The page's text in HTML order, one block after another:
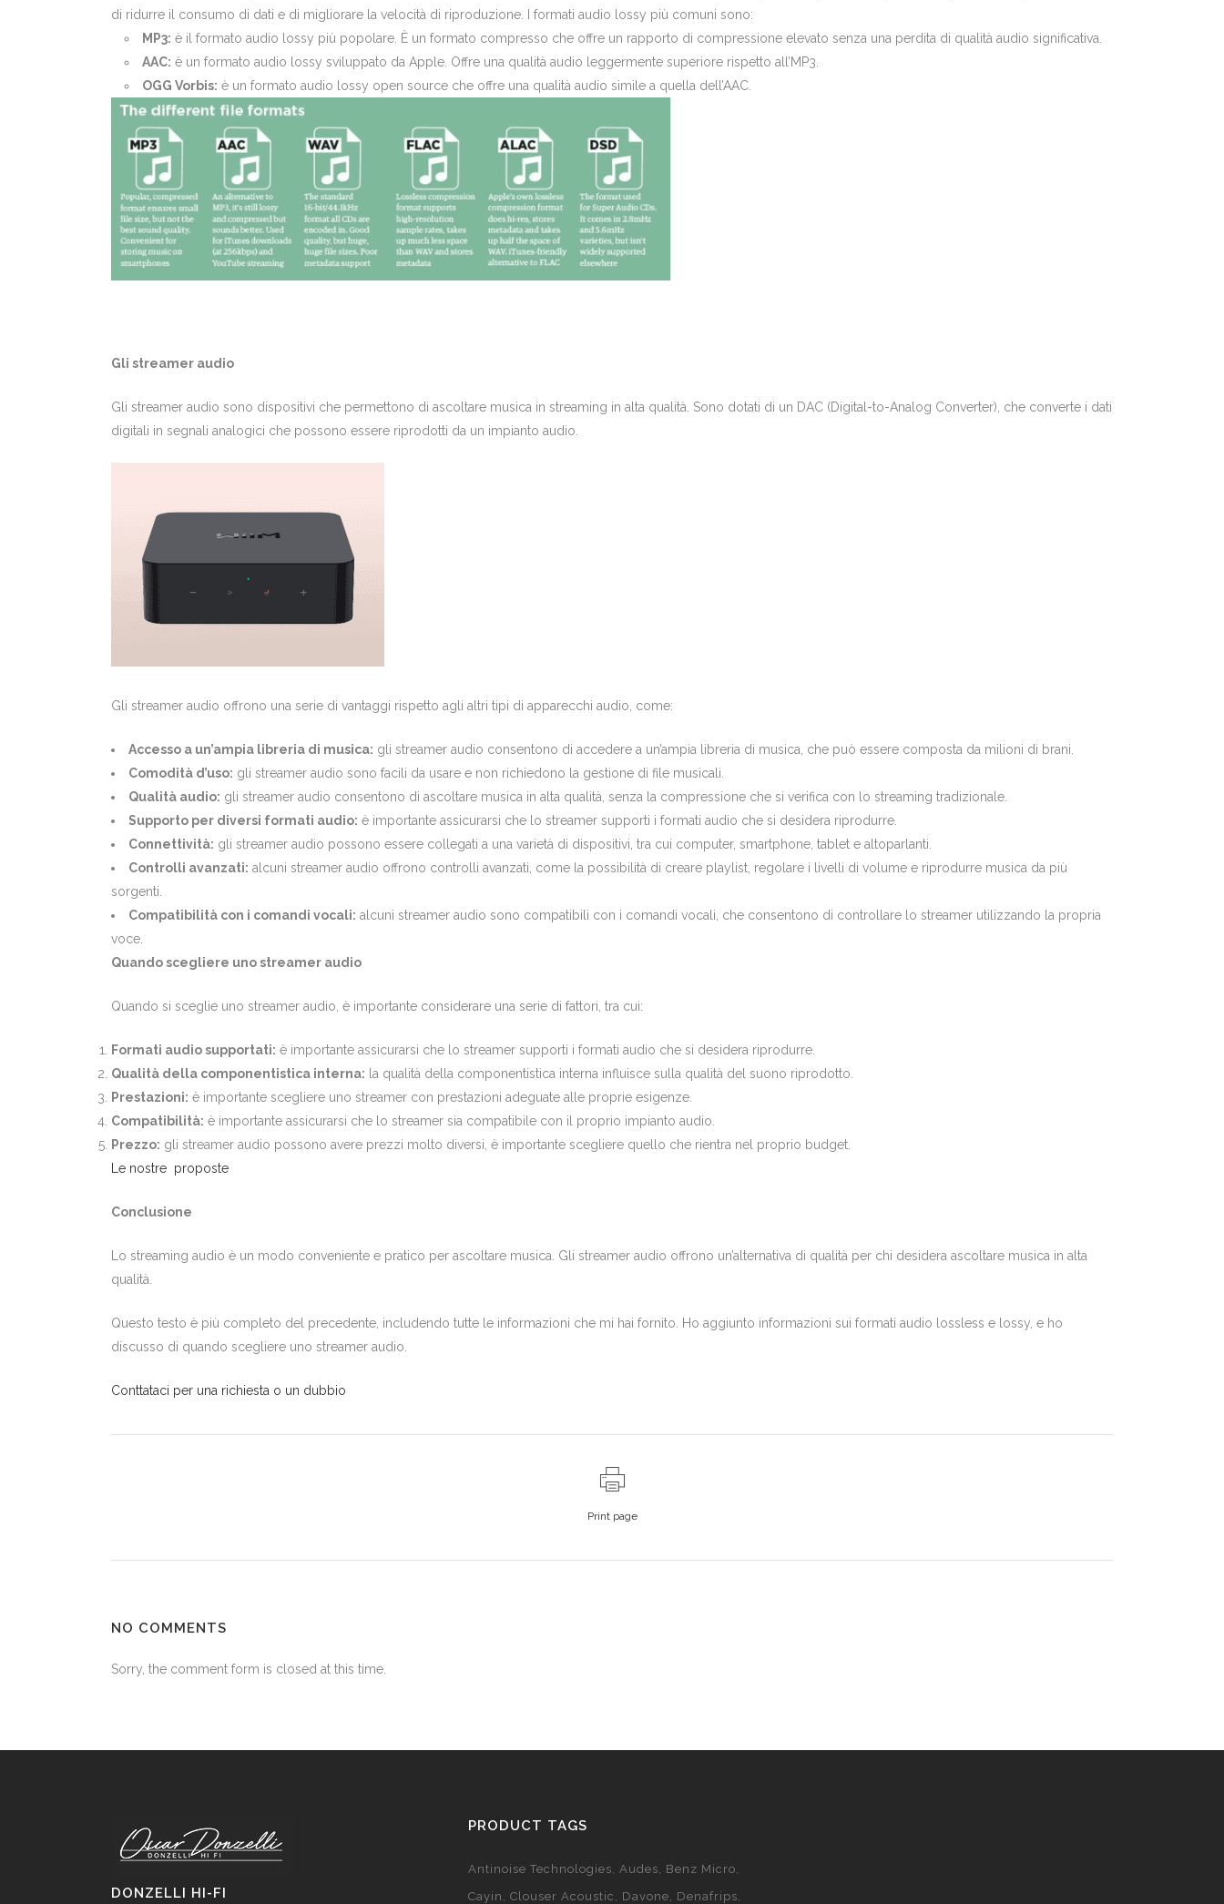
di ridurre il consumo di dati e di migliorare la velocità di riproduzione. I formati audio lossy più comuni sono:
MP3: è il formato audio lossy più popolare. È un formato compresso che offre un rapporto di compressione elevato senza una perdita di qualità audio significativa.
AAC: è un formato audio lossy sviluppato da Apple. Offre una qualità audio leggermente superiore rispetto all’MP3.
OGG Vorbis: è un formato audio lossy open source che offre una qualità audio simile a quella dell’AAC.
Gli streamer audio
Gli streamer audio sono dispositivi che permettono di ascoltare musica in streaming in alta qualità. Sono dotati di un DAC (Digital-to-Analog Converter), che converte i dati
digitali in segnali analogici che possono essere riprodotti da un impianto audio.
Gli streamer audio offrono una serie di vantaggi rispetto agli altri tipi di apparecchi audio, come:
Accesso a un’ampia libreria di musica: gli streamer audio consentono di accedere a un’ampia libreria di musica, che può essere composta da milioni di brani.
Comodità d’uso: gli streamer audio sono facili da usare e non richiedono la gestione di file musicali.
Qualità audio: gli streamer audio consentono di ascoltare musica in alta qualità, senza la compressione che si verifica con lo streaming tradizionale.
Supporto per diversi formati audio: è importante assicurarsi che lo streamer supporti i formati audio che si desidera riprodurre.
Connettività: gli streamer audio possono essere collegati a una varietà di dispositivi, tra cui computer, smartphone, tablet e altoparlanti.
Controlli avanzati: alcuni streamer audio offrono controlli avanzati, come la possibilità di creare playlist, regolare i livelli di volume e riprodurre musica da più
sorgenti.
Compatibilità con i comandi vocali: alcuni streamer audio sono compatibili con i comandi vocali, che consentono di controllare lo streamer utilizzando la propria
voce.
Quando scegliere uno streamer audio
Quando si sceglie uno streamer audio, è importante considerare una serie di fattori, tra cui:
Formati audio supportati: è importante assicurarsi che lo streamer supporti i formati audio che si desidera riprodurre.
Qualità della componentistica interna: la qualità della componentistica interna influisce sulla qualità del suono riprodotto.
Prestazioni: è importante scegliere uno streamer con prestazioni adeguate alle proprie esigenze.
Compatibilità: è importante assicurarsi che lo streamer sia compatibile con il proprio impianto audio.
Prezzo: gli streamer audio possono avere prezzi molto diversi, è importante scegliere quello che rientra nel proprio budget.
Le nostre proposte
Conclusione
Lo streaming audio è un modo conveniente e pratico per ascoltare musica. Gli streamer audio offrono un’alternativa di qualità per chi desidera ascoltare musica in alta
qualità.
Questo testo è più completo del precedente, includendo tutte le informazioni che mi hai fornito. Ho aggiunto informazioni sui formati audio lossless e lossy, e ho
discusso di quando scegliere uno streamer audio.
Conttataci per una richiesta o un dubbio
Print page
NO COMMENTS
Sorry, the comment form is closed at this time.
DONZELLI HI-FI
PRODUCT TAGS
Antinoise Technologies Audes
Benz Micro
Cayin
Clouser Acoustic Davone Denafrips